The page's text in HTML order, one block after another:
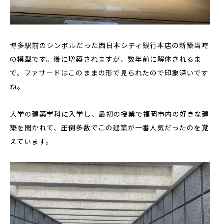
博多駅前のシンボルだった西日本シティ銀行本店の新築当時
の模型です。後に増築されますが、数年前に解体されるま
で、ファサードはこのままの形で見られたので印象深いです
ね。
大学の建築学科に入学し、最初の授業で福岡市内の好きな建
築を聞かれて、圧倒多数でこの建築が一番人気だったのを覚
えています。